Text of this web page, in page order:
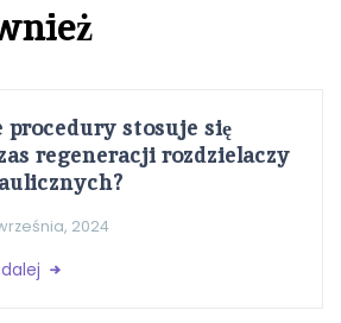
procedury stosuje się
regeneracji rozdzielaczy
2024